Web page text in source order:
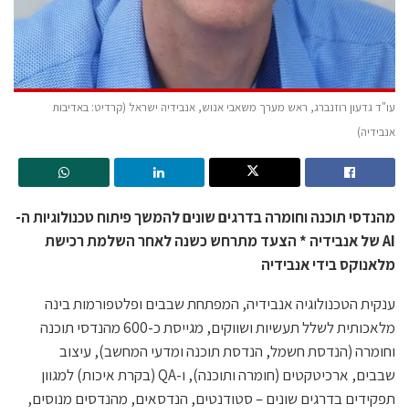
עו"ד גדעון רוזנברג, ראש מערך משאבי אנוש, אנבידיה ישראל (קרדיט: באדיבות
אנבידיה)
מהנדסי תוכנה וחומרה בדרגים שונים להמשך פיתוח טכנולוגיות ה-
AI של אנבידיה * הצעד מתרחש כשנה לאחר השלמת רכישת
מלאנוקס בידי אנבידיה
ענקית הטכנולוגיה אנבידיה, המפתחת שבבים ופלטפורמות בינה
מלאכותית לשלל תעשיות ושווקים, מגייסת כ-600 מהנדסי תוכנה
וחומרה (הנדסת חשמל, הנדסת תוכנה ומדעי המחשב), עיצוב
שבבים, ארכיטקטים (חומרה ותוכנה), ו-QA (בקרת איכות) למגוון
תפקידים בדרגים שונים – סטודנטים, הנדסאים, מהנדסים מנוסים,